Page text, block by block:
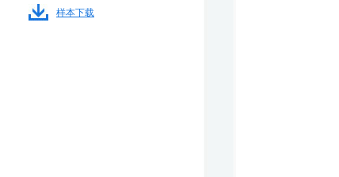
样本下载